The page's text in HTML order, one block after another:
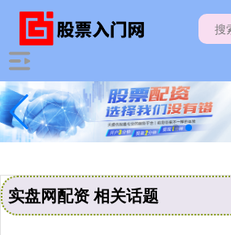
实盘网配资 相关话题